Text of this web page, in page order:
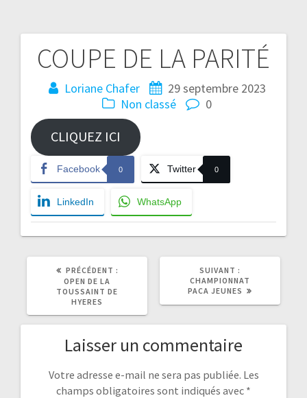
COUPE DE LA PARITÉ
Loriane Chafer
29 septembre 2023
Non classé
0
CLIQUEZ ICI
Facebook 0 Twitter 0
LinkedIn WhatsApp
Navigation
l’article
PRÉCÉDENT :
OPEN DE LA
TOUSSAINT DE
HYERES
SUIVANT :
SUIVANT
:
CHAMPIONNAT
PACA JEUNES
Laisser un commentaire
Votre adresse e-mail ne sera pas publiée. Les
champs obligatoires sont indiqués avec *